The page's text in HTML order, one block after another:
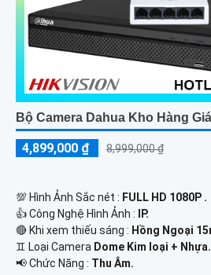
Bộ Camera Dahua Kho Hàng
4,899,000 ₫ 8,999,000 ₫
💯 Hình Ảnh Sắc nét : FULL HD 1080P .
👍 Công Nghệ Hình Ảnh :
IP.
🔴 Khi xem thiếu sáng : Hồng Ngoại
♊ Loại Camera Dome Kim loại + Nhựa.
️📢 Chức Năng : Thu Âm.